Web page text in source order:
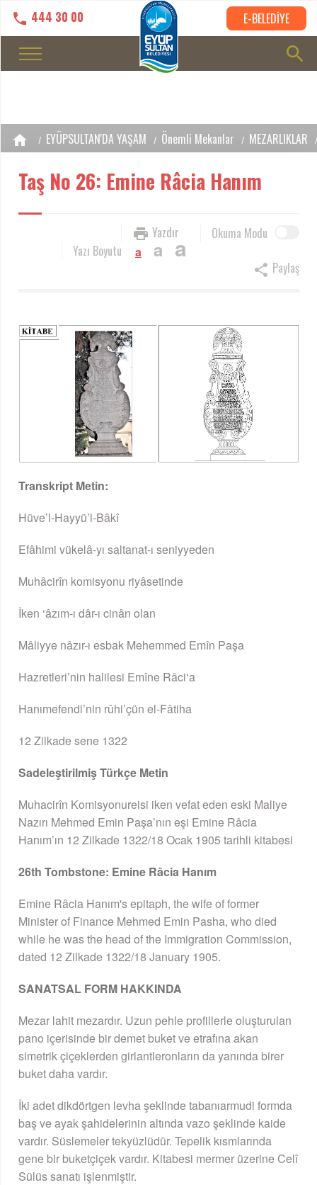
444 30 00 E-BELEDİYE
EYÜPSULTAN'DA YAŞAM Önemli Mekanlar MEZARLIKLAR
Taş No 26: Emine Râcia Hanım
Okuma Modu
Yazdır
Yazı Boyutu
a a a
Paylaş
Transkript Metin:
Hüve’l-Hayyü’l-Bâkî
Efâhimi vükelâ-yı saltanat-ı seniyyeden
Muhâcirîn komisyonu riyâsetinde
İken ‘âzım-ı dâr-ı cinân olan
Mâliyye nâzır-ı esbak Mehemmed Emîn Paşa
Hazretleri’nin halilesi Emîne Râci‘a
Hanımefendi’nin rûhi’çün el-Fâtiha
12 Zilkade sene 1322
Sadeleştirilmiş Türkçe Metin
Muhacirîn Komisyonureisi iken vefat eden eski Maliye
Nazırı Mehmed Emin Paşa’nın eşi Emine Râcia
Hanım’ın 12 Zilkade 1322/18 Ocak 1905 tarihli kitabesi
26th Tombstone: Emine Râcia Hanım
Emine Râcia Hanım's epitaph, the wife of former
Minister of Finance Mehmed Emin Pasha, who died
while he was the head of the Immigration Commission,
dated 12 Zilkade 1322/18 January 1905.
SANATSAL FORM HAKKINDA
Mezar lahit mezardır. Uzun pehle profillerle oluşturulan
pano içerisinde bir demet buket ve etrafına akan
simetrik çiçeklerden girlantleronların da yanında birer
buket daha vardır.
İki adet dikdörtgen levha şeklinde tabanıarmudi formda
baş ve ayak şahidelerinin altında vazo şeklinde kaide
vardır. Süslemeler tekyüzlüdür. Tepelik kısmlarında
gene bir buketçiçek vardır. Kitabesi mermer üzerine Celî
Sülüs sanatı işlenmiştir.